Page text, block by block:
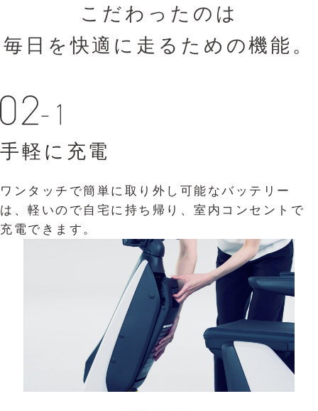
こだわったのは
毎日を快適に走るための機能。
手軽に充電
ワンタッチで簡単に取り外し可能なバッテリー
は、軽いので自宅に持ち帰り、室内コンセントで
充電できます。
充分な収納スペース
スーパーの買い物カゴがそのまま積めて、お買い
物も便利。
乗り込みやすい
乗車ステップは低く、スムーズに乗り降りできま
す。直立から着席できるスペースがあるので、ラ
クな姿勢でご乗車になれます。